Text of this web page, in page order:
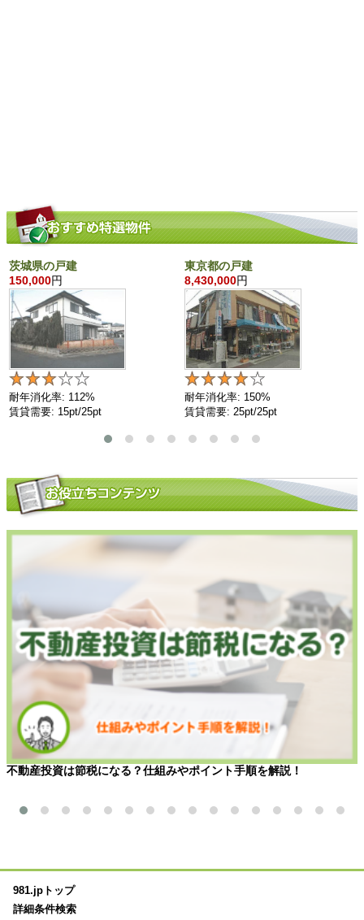
茨城県の戸建
150,000円
耐年消化率: 112%
賃貸需要: 15pt/25pt
東京都の戸建
8,430,000円
耐年消化率: 150%
賃貸需要: 25pt/25pt
不動産投資は節税になる？仕組みやポイント手順を解説！
981.jpトップ
詳細条件検索